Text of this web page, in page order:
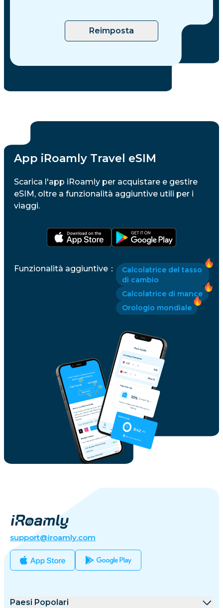
Reimposta
App iRoamly Travel eSIM
Scarica l'app iRoamly per acquistare e gestire
eSIM, oltre a funzionalità aggiuntive utili per i
viaggi.
Funzionalità aggiuntive ：
Calcolatrice del tasso
di cambio
Calcolatrice di mance
Orologio mondiale
support@iroamly.com
Paesi Popolari